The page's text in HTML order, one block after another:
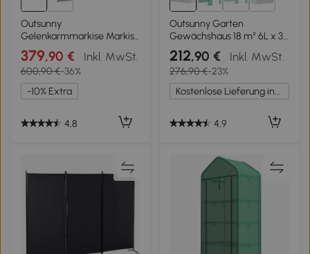
Outsunny
Gelenkarmmarkise Markise
4,5 x 3m Verstellbare
Terrassenmarkise
Sonnenschutz mit Alu-
Rahmen & Handkurbel
Balkonmarkise für Balkon,
379,90 € Inkl. MwSt.
600,90 €-36%
-10% Extra
4,8
Outsunny Garten
Gewächshaus 18 m² 6L x 3B
x 2H m mit Tür + rollbaren
Seitenwänden mit
Reißverschluss, 12 Fenstern,
verzinktem Stahl PE
Hochdichtem 140 g/m²
212,90 € Inkl. MwSt.
276,90 €-23%
Kostenlose Lieferung innerhalb Deutschlands
4,9